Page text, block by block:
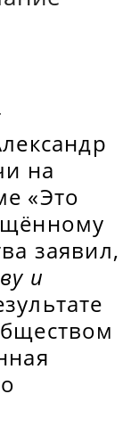
на
«Это
заявил,
и